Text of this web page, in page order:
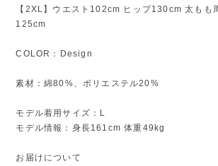
【2XL】ウエスト102cm ヒップ130cm 太もも
125cm
COLOR：Design
素材：綿80%、ポリエステル20%
モデル着用サイズ：L
モデル情報：身長161cm 体重49kg
お届けについて